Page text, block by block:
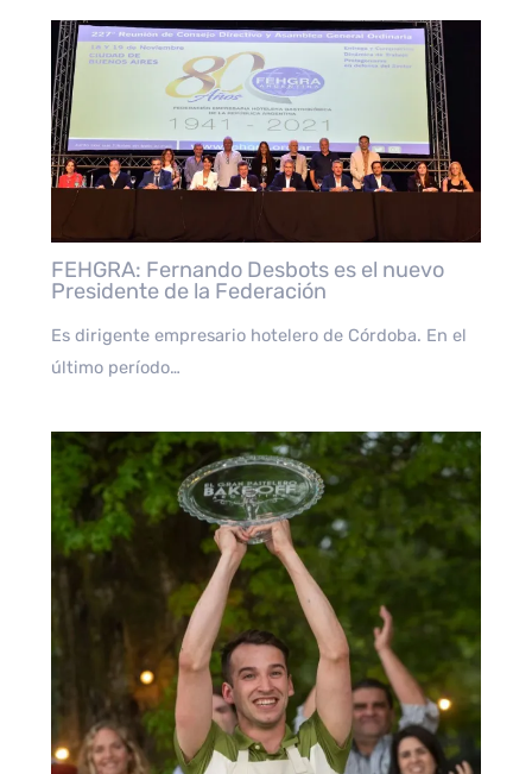
FEHGRA: Fernando Desbots es el nuevo
Presidente de la Federación
Es dirigente empresario hotelero de Córdoba. En el
último período…